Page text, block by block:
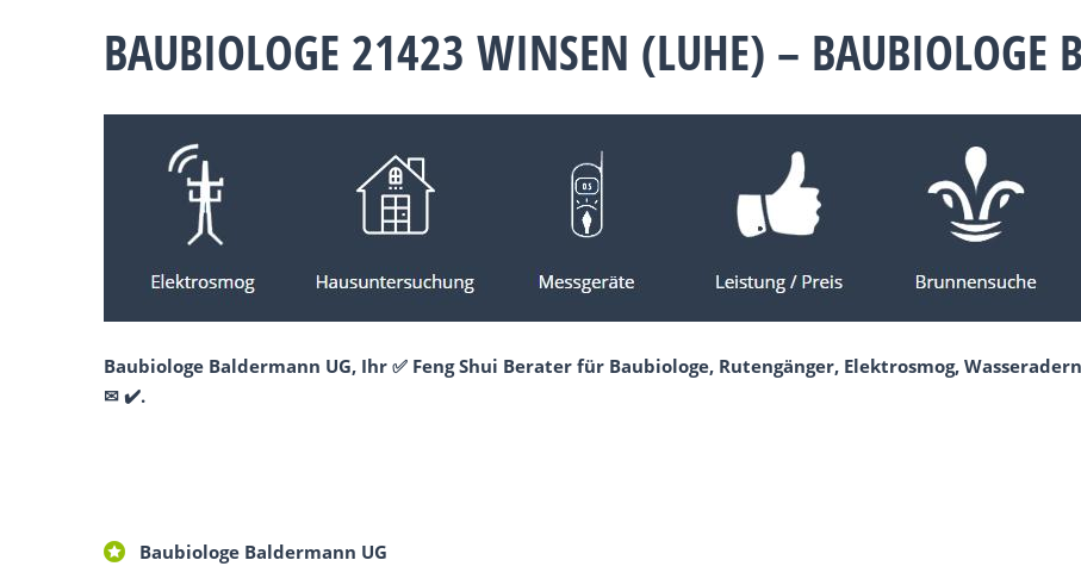
BAUBIOLOGE 21423 WINSEN (LUHE) – BAUBIOLOGE
Baubiologe Baldermann UG, Ihr ✅ Feng Shui Berater für Baubiologe, Rutengänger, Elektrosmog,
✉ ✔️.
Baubiologe Baldermann UG